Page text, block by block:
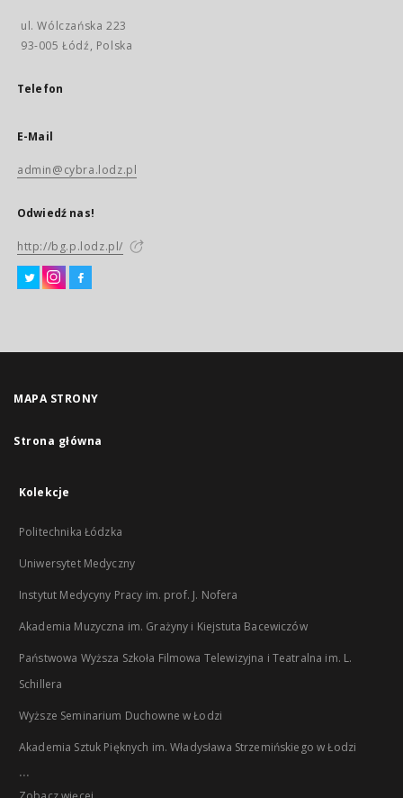
ul. Wólczańska 223
93-005 Łódź, Polska
Telefon
E-Mail
admin@cybra.lodz.pl
Odwiedź nas!
http://bg.p.lodz.pl/
MAPA STRONY
Strona główna
Kolekcje
Politechnika Łódzka
Uniwersytet Medyczny
Instytut Medycyny Pracy im. prof. J. Nofera
Akademia Muzyczna im. Grażyny i Kiejstuta Bacewiczów
Państwowa Wyższa Szkoła Filmowa Telewizyjna i Teatralna im. L.
Schillera
Wyższe Seminarium Duchowne w Łodzi
Akademia Sztuk Pięknych im. Władysława Strzemińskiego w Łodzi
...